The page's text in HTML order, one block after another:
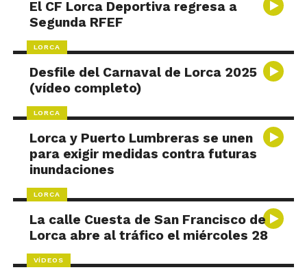
El CF Lorca Deportiva regresa a
Segunda RFEF
LORCA
Desfile del Carnaval de Lorca 2025
(vídeo completo)
LORCA
Lorca y Puerto Lumbreras se unen
para exigir medidas contra futuras
inundaciones
LORCA
La calle Cuesta de San Francisco de
Lorca abre al tráfico el miércoles 28
VÍDEOS